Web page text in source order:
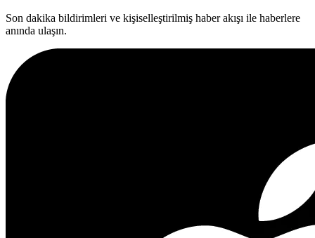
Son dakika bildirimleri ve kişiselleştirilmiş haber akışı ile haberlere
anında ulaşın.